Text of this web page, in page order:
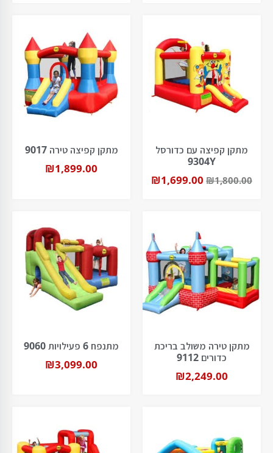
מתקן קפיצה עם כדורסל
9304Y
₪1,800.00
₪1,699.00
מתקן קפיצה טירה 9017
₪1,899.00
מתקן טירה משולב בריכת
כדורים 9112
₪2,249.00
מתנפח 6 פעילויות 9060
₪3,099.00